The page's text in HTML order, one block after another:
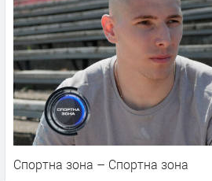
Спортна зона – Спортна зона